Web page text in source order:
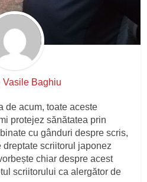
Vasile Baghiu
de acum, toate aceste
protejez sănătatea prin
cu gânduri despre scris,
dreptate scriitorul japonez
chiar despre acest
scriitorului ca alergător de